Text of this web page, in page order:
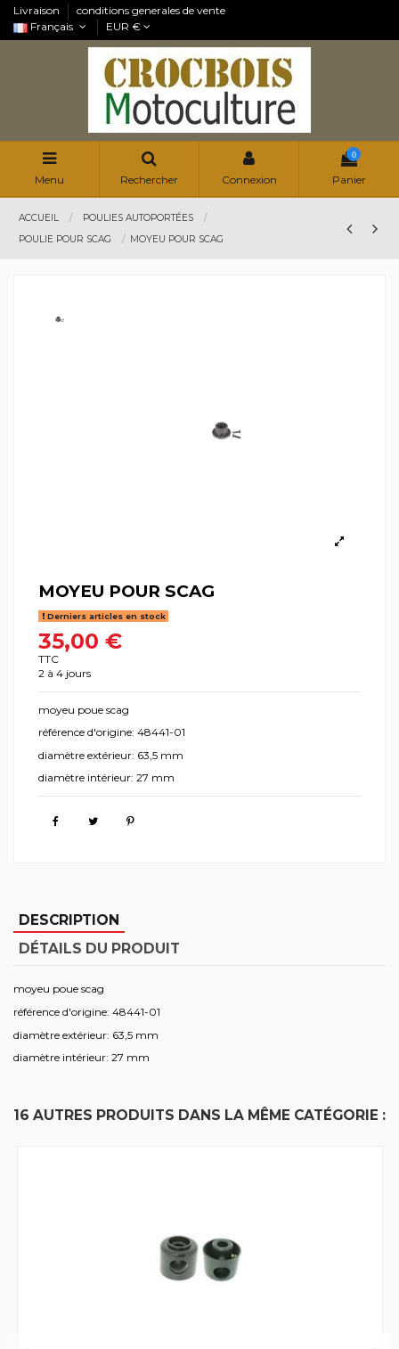
Livraison
conditions generales de vente
Français
EUR €
Menu Rechercher Connexion
0
Panier
ACCUEIL
POULIES AUTOPORTÉES
POULIE POUR SCAG
MOYEU POUR SCAG
MOYEU POUR SCAG
Derniers articles en stock
35,00 €
TTC
2 à 4 jours
moyeu poue scag
référence d'origine: 48441-01
diamètre extérieur: 63,5 mm
diamètre intérieur: 27 mm
DESCRIPTION
DÉTAILS DU PRODUIT
moyeu poue scag
référence d'origine: 48441-01
diamètre extérieur: 63,5 mm
diamètre intérieur: 27 mm
16 AUTRES PRODUITS DANS LA MÊME CATÉGORIE :